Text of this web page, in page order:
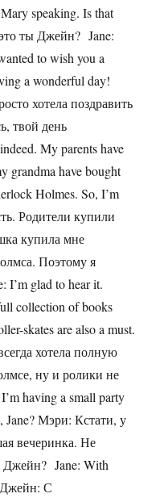
speaking. Is that
ты Джейн? Jane:
to wish you a
a wonderful day!
хотела поздравить
твой день
My parents have
grandma have bought
Holmes. So, I’m
Родители купили
купила мне
Поэтому я
I’m glad to hear it.
collection of books
skates are also a must.
хотела полную
ну и ролики не
having a small party
Jane? Мэри: Кстати, у
вечеринка. Не
Джейн? Jane: With
Джейн: С